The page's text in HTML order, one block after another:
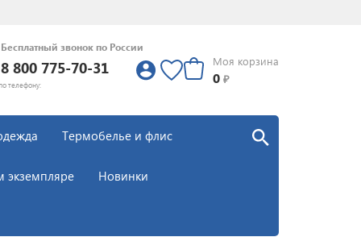
Бесплатный звонок по России
8 800 775-70-31
телефону:
Моя корзина
0 ₽
Термобелье и флис
экземпляре Новинки